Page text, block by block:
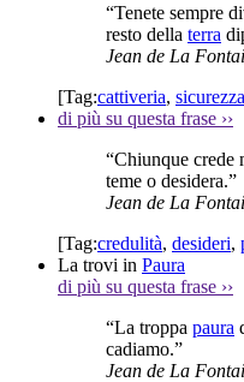
“Tenete sempre
resto della terra
Jean de La
[Tag:cattiveria, sicurezza
di più su questa frase ››
“Chiunque crede
teme o desidera.”
Jean de La
[Tag:credulità, desideri,
La trovi in Paura
di più su questa frase ››
“La troppa paura
cadiamo.”
Jean de La